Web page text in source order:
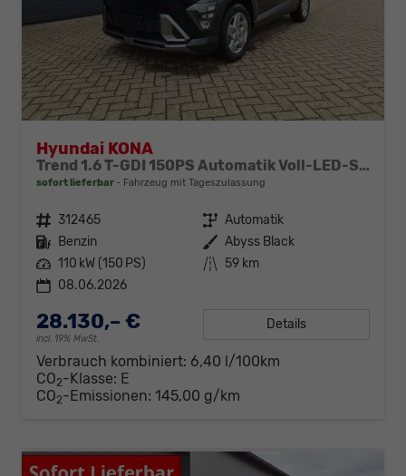
Hyundai KONA
Trend 1.6 T-GDI 150PS Automatik Voll-LED-Scheinw. Sitzheizung Lenkradheizung ACC Klimaautomatik Navi Touchscreen DAB+ Apple CarPlay + Android Auto PDC v+h Rückf.Kamera 2xKeyless 17-LM
sofort lieferbar Fahrzeug mit Tageszulassung
Fahrzeugnr. 312465 Getriebe Automatik
Kraftstoff Benzin Außenfarbe Abyss Black
Leistung 110 kW (150 PS) Kilometerstand 59 km
08.06.2026
28.130,– €
incl. 19% MwSt.
Details
Verbrauch kombiniert: 6,40 l/100km
CO2-Klasse: E
CO2-Emissionen: 145,00 g/km